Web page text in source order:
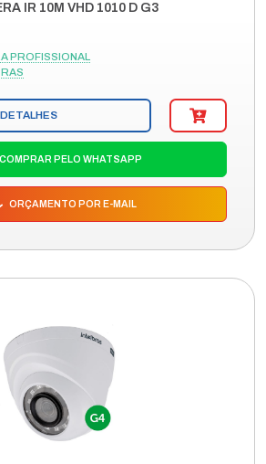
IR 10M VHD 1010 D G3
PROFISSIONAL
COMPRAR PELO WHATSAPP
ORÇAMENTO POR E-MAIL